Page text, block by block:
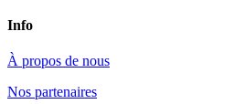
Info
À propos de nous
Nos partenaires